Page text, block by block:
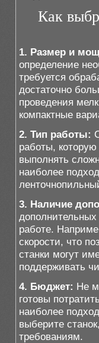
Как
1. Размер и
определение
требуется
достаточно
проведения
компактные
2. Тип работы:
работы,
выполнять
наиболее
3. Наличие
работе.
скорости, что
станки могут
поддерживать
4. Бюджет: Не
готовы
наиболее
выберите
требованиям.